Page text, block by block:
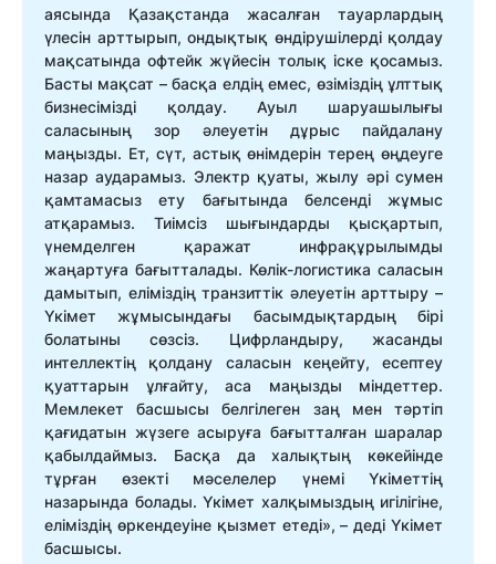
аясында Қазақстанда жасалған тауарлардың
үлесін арттырып, ондықтық өндірушілерді қолдау
мақсатында офтейк жүйесін толық іске қосамыз.
Басты мақсат – басқа елдің емес, өзіміздің ұлттық
бизнесімізді қолдау. Ауыл шаруашылығы
саласының зор әлеуетін дұрыс пайдалану
маңызды. Ет, сүт, астық өнімдерін терең өңдеуге
назар аударамыз. Электр қуаты, жылу әрі сумен
қамтамасыз ету бағытында белсенді жұмыс
атқарамыз. Тиімсіз шығындарды қысқартып,
үнемделген қаражат инфрақұрылымды
жаңартуға бағытталады. Көлік-логистика саласын
дамытып, еліміздің транзиттік әлеуетін арттыру –
Үкімет жұмысындағы басымдықтардың бірі
болатыны сөзсіз. Цифрландыру, жасанды
интеллектің қолдану саласын кеңейту, есептеу
қуаттарын ұлғайту, аса маңызды міндеттер.
Мемлекет басшысы белгілеген заң мен тәртіп
қағидатын жүзеге асыруға бағытталған шаралар
қабылдаймыз. Басқа да халықтың көкейінде
тұрған өзекті мәселелер үнемі Үкіметтің
назарында болады. Үкімет халқымыздың игілігіне,
еліміздің өркендеуіне қызмет етеді», – деді Үкімет
басшысы.